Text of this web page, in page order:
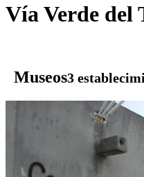
Vía Verde del
Museos3